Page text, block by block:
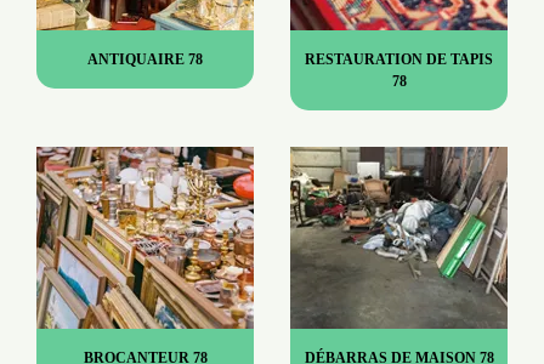
ANTIQUAIRE 78
RESTAURATION DE TAPIS
78
BROCANTEUR 78 DÉBARRAS DE MAISON 78